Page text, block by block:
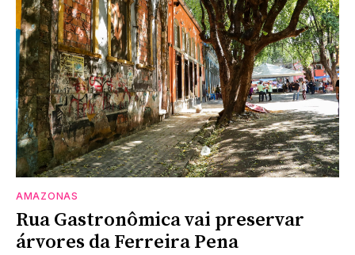
AMAZONAS
Rua Gastronômica vai preservar
árvores da Ferreira Pena